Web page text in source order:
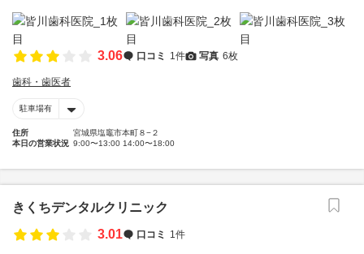
3.06 口コミ 1件 写真 6枚
歯科・歯医者
駐車場有
住所
宮城県塩竈市本町８−２
本日の営業状況 9:00〜13:00 14:00〜18:00
きくちデンタルクリニック
3.01
口コミ 1件